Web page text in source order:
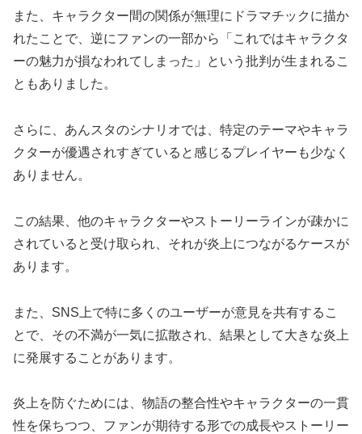
また、キャラクター間の関係が無理にドラマチックに描か
れたことで、逆にファンの一部から「これではキャラクタ
ーの魅力が損なわれてしまった」という批判が生まれるこ
ともありました。
さらに、あんスタのシナリオでは、特定のテーマやキャラ
クターが優遇されすぎていると感じるプレイヤーも少なく
ありません。
この結果、他のキャラクターやストーリーラインが疎かに
されていると受け取られ、それが炎上につながるケースが
あります。
また、SNS上で特に多くのユーザーが意見を共有するこ
とで、その不満が一気に拡散され、結果として大きな炎上
に発展することがあります。
炎上を防ぐためには、物語の整合性やキャラクターの一貫
性を保ちつつ、ファンが期待する形での成長やストーリー